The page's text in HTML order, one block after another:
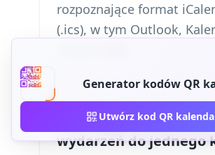
rozpoznające format
(.ics), w tym Outlook,
Czy mogę dodać wiele
wydarzeń do jednego
Generator kodów QR
Utwórz kod QR